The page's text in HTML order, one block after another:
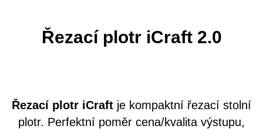
Řezací plotr iCraft 2.0
Řezací plotr iCraft je kompaktní řezací stolní
plotr. Perfektní poměr cena/kvalita výstupu,